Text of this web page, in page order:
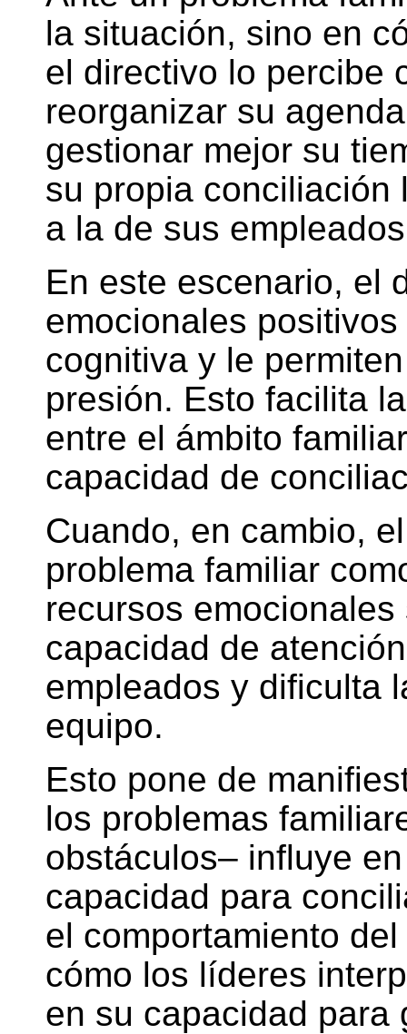
la situación, sino en
el directivo lo percibe
reorganizar su
gestionar mejor su
su propia conciliación
a la de sus
En este escenario, el
emocionales
cognitiva y le
presión. Esto facilita
entre el ámbito
capacidad de
Cuando, en cambio,
problema familiar
recursos
capacidad de
empleados y dificulta
equipo.
Esto pone de
los problemas
obstáculos– influye
capacidad para
el comportamiento
cómo los líderes
en su capacidad para